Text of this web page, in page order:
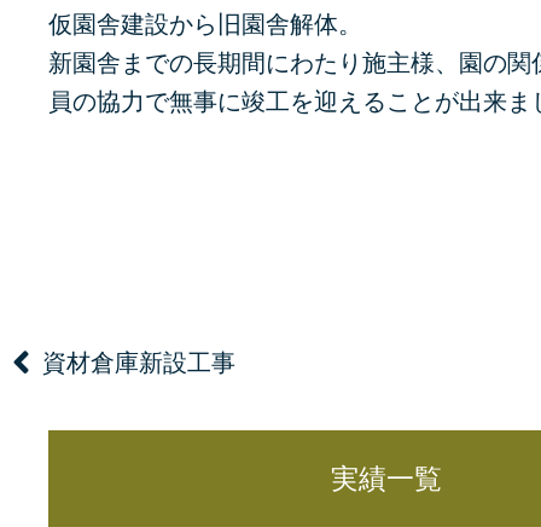
仮園舎建設から旧園舎解体。
新園舎までの長期間にわたり施主様、園の関
員の協力で無事に竣工を迎えることが出来ま
資材倉庫新設工事
実績一覧